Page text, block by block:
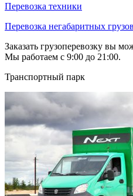
Перевозка техники
Перевозка негабаритных грузов
Заказать грузоперевозку вы
Мы работаем с 9:00 до 21:00.
Транспортный парк